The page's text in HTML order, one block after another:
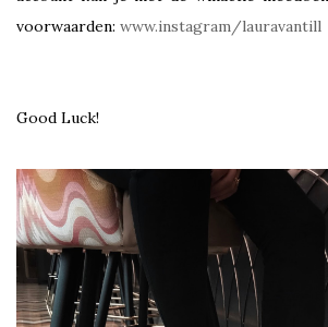
voorwaarden: www.instagram/lauravantill
Good Luck!